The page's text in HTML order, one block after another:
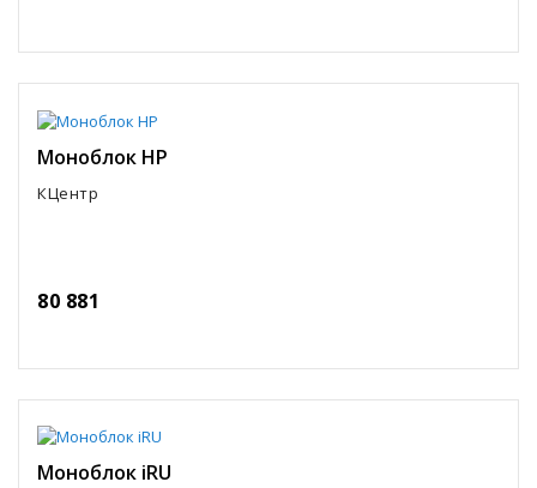
Моноблок HP
КЦентр
80 881
Моноблок iRU